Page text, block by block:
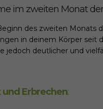
im zweiten Monat
des zweiten Monats
in deinem Körper seit
jedoch deutlicher und
und Erbrechen: